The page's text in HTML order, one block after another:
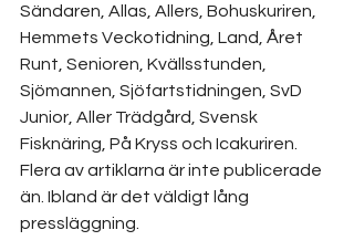
Sändaren, Allas, Allers, Bohuskuriren,
Hemmets Veckotidning, Land, Året
Runt, Senioren, Kvällsstunden,
Sjömannen, Sjöfartstidningen, SvD
Junior, Aller Trädgård, Svensk
Fisknäring, På Kryss och Icakuriren.
Flera av artiklarna är inte publicerade
än. Ibland är det väldigt lång
pressläggning.